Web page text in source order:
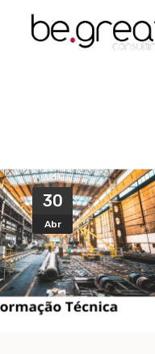
Ofertas de Emprego
Artigos
Contactos
Login
30
Abr